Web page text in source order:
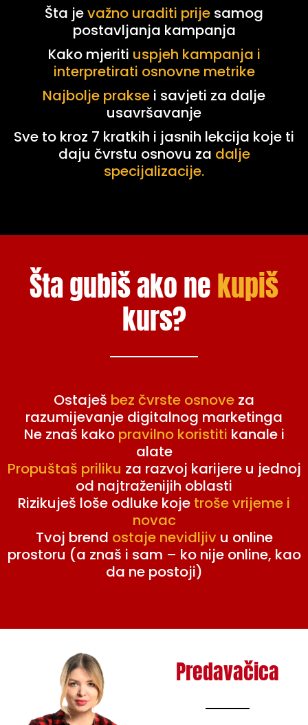
Šta jevažno uraditi prije samog
postavljanja kampanja
Kako mjeriti uspjeh kampanja i
interpretirati osnovne metrike
Najbolje prakse i savjeti za dalje
usavršavanje
Sve to kroz 7 kratkih i jasnih lekcija koje ti
daju čvrstu osnovu za dalje
specijalizacije.
Šta gubiš ako nekupiš
kurs?
Ostaješ bez čvrste osnove za
razumijevanje digitalnog marketinga
Ne znaš kako pravilno koristiti kanale i
alate
Propuštaš priliku za razvoj karijere u jednoj
od najtraženijih oblasti
Rizikuješ loše odluke koje troše vrijeme i
novac
Tvoj brend ostaje nevidljiv u online
prostoru (a znaš i sam – ko nije online, kao
da ne postoji)
Predavačica